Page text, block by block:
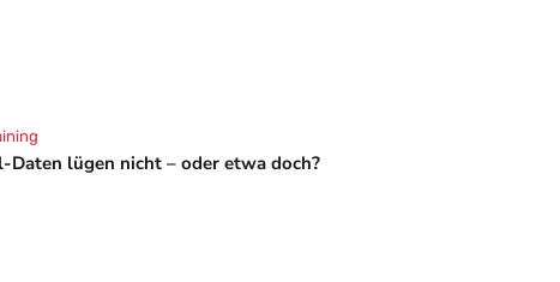
Daten lügen nicht – oder etwa doch?